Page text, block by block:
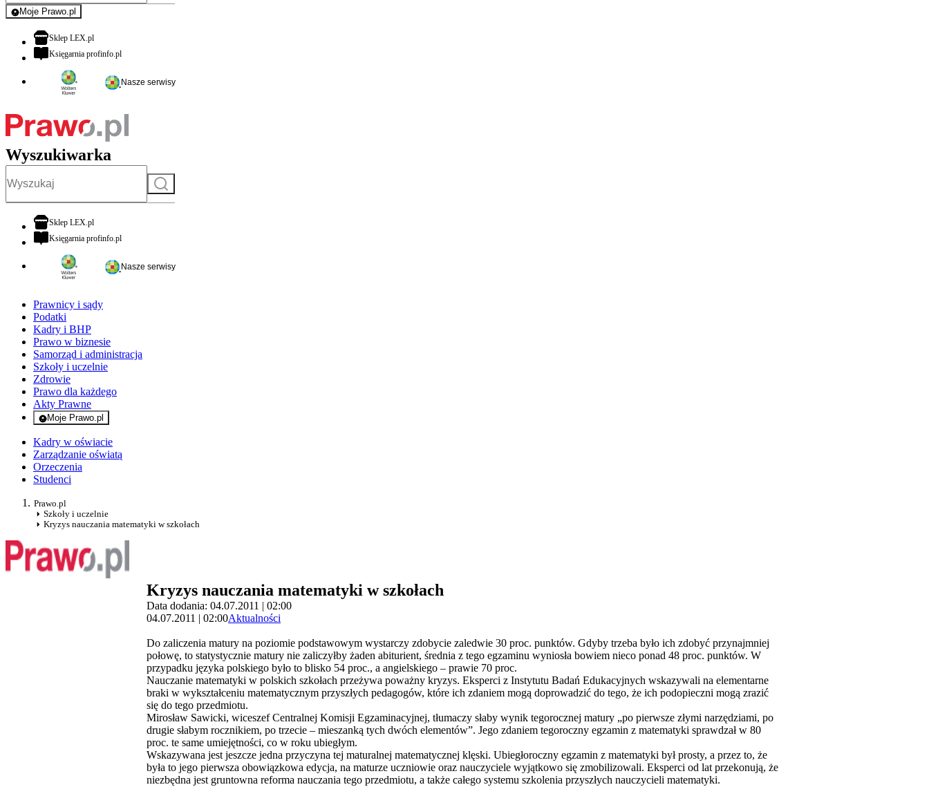
Moje Prawo.pl
- rejestracja i logowanie do serwisu
Sklep LEX.plotwiera się w nowej karcie
Księgarnia profinfo.plotwiera się w nowej karcie
Nasze serwisy
Wyszukiwarka
Szukaj
Sklep LEX.plotwiera się w nowej karcie
Księgarnia profinfo.plotwiera się w nowej karcie
Nasze serwisy
Prawnicy i sądy
Podatki
Kadry i BHP
Prawo w biznesie
Samorząd i administracja
Szkoły i uczelnie
Zdrowie
Prawo dla każdego
Akty Prawne
Moje Prawo.pl
- rejestracja i logowanie do serwisu
Kadry w oświacie
Zarządzanie oświatą
Orzeczenia
Studenci
Prawo.pl
Szkoły i uczelnie
Kryzys nauczania matematyki w szkołach
Kryzys nauczania matematyki w szkołach
Data dodania: 04.07.2011 | 02:00
04.07.2011 | 02:00Aktualności
Do zaliczenia matury na poziomie podstawowym wystarczy zdobycie zaledwie 30 proc. punktów. Gdyby trzeba było ich zdobyć przynajmniej
połowę, to statystycznie matury nie zaliczyłby żaden abiturient, średnia z tego egzaminu wyniosła bowiem nieco ponad 48 proc. punktów. W
przypadku języka polskiego było to blisko 54 proc., a angielskiego – prawie 70 proc.
Nauczanie matematyki w polskich szkołach przeżywa poważny kryzys. Eksperci z Instytutu Badań Edukacyjnych wskazywali na elementarne
braki w wykształceniu matematycznym przyszłych pedagogów, które ich zdaniem mogą doprowadzić do tego, że ich podopieczni mogą zrazić
się do tego przedmiotu.
Mirosław Sawicki, wiceszef Centralnej Komisji Egzaminacyjnej, tłumaczy słaby wynik tegorocznej matury „po pierwsze złymi narzędziami, po
drugie słabym rocznikiem, po trzecie – mieszanką tych dwóch elementów”. Jego zdaniem tegoroczny egzamin z matematyki sprawdzał w 80
proc. te same umiejętności, co w roku ubiegłym.
Wskazywana jest jeszcze jedna przyczyna tej maturalnej matematycznej klęski. Ubiegłoroczny egzamin z matematyki był prosty, a przez to, że
była to jego pierwsza obowiązkowa edycja, na maturze uczniowie oraz nauczyciele wyjątkowo się zmobilizowali. Eksperci od lat przekonują, że
niezbędna jest gruntowna reforma nauczania tego przedmiotu, a także całego systemu szkolenia przyszłych nauczycieli matematyki.